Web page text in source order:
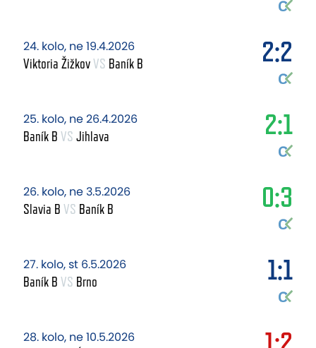
24. kolo, ne 19.4.2026
Viktoria ŽižkovVS Baník B 2:2
25. kolo, ne 26.4.2026
Baník B VS Jihlava 2:1
26. kolo, ne 3.5.2026
Slavia B VS Baník B 0:3
27. kolo, st 6.5.2026
Baník B VS Brno 1:1
28. kolo, ne 10.5.2026